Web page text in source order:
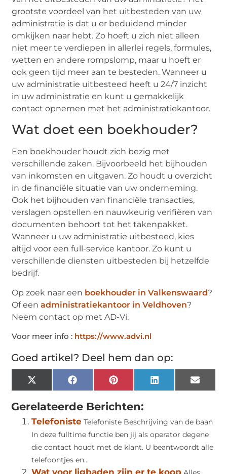
grootste voordeel van het uitbesteden van uw
administratie is dat u er beduidend minder
omkijken naar hebt. Zo hoeft u zich niet alleen
niet meer te verdiepen in allerlei regels, formules,
wetten en andere rompslomp, maar u hoeft er
ook geen tijd meer aan te besteden. Wanneer u
uw administratie uitbesteed heeft u 24/7 inzicht
in uw administratie en kunt u gemakkelijk
contact opnemen met het administratiekantoor.
Wat doet een boekhouder?
Een boekhouder houdt zich bezig met
verschillende zaken. Bijvoorbeeld het bijhouden
van inkomsten en uitgaven. Zo houdt u overzicht
in de financiële situatie van uw onderneming.
Ook het bijhouden van financiële transacties,
verslagen opstellen en nauwkeurig verifiëren van
documenten behoort tot het takenpakket.
Wanneer u uw administratie uitbesteed, kies
altijd voor een full-service kantoor. Zo kunt u
verschillende diensten uitbesteden bij hetzelfde
bedrijf.
Op zoek naar een boekhouder in Valkenswaard?
Of eenadministratiekantoor in Veldhoven?
Neem contact op met AD-Vi.
Voor meer info : https://www.advi.nl
Goed artikel? Deel hem dan op:
X
(Twitter)
FacebookPinterestLinkedInEmail
Gerelateerde Berichten:
Telefoniste Telefoniste Beschrijving van de baan
In deze fulltime functie ben jij als operator degene
die contact houdt met de klant. U beantwoordt alle
telefoontjes en...
Wat voor ligbaden zijn er te koop